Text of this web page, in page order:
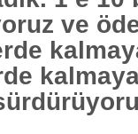
ve